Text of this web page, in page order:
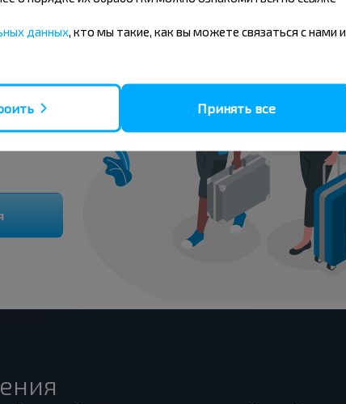
данных , кто мы такие, как вы можете связаться с нами и
Принять все